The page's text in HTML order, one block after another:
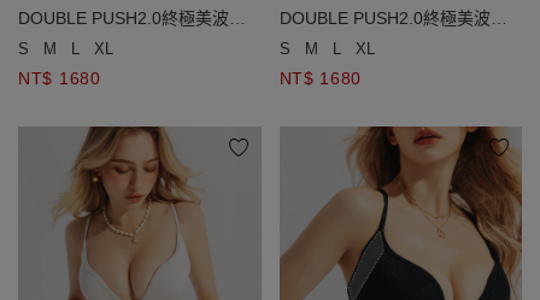
DOUBLE PUSH2.0終極美波品
牌金飾比基尼
S M L XL
NT$ 1680
DOUBLE PUSH2.0終極美波品
牌金飾比基尼
S M L XL
NT$ 1680